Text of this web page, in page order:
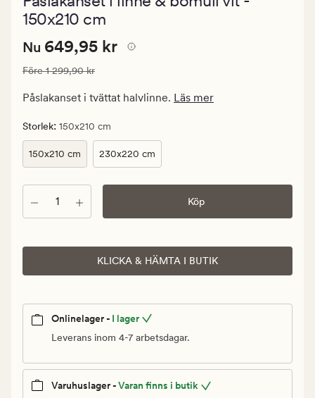
150x210 cm
Nuvarande
649,95
kr.
pris
1
299,90
Nuvarande pris
Nu 649,95 kr
Ordinarie pris 1 299,90 kr
Före1 299,90 kr
Påslakanset i tvättat halvlinne. Läs mer
Storlek: 150x210 cm
150x210 cm 230x220 cm
Antal Köp
KLICKA & HÄMTA I BUTIK
Onlinelager - I lager
Leverans inom 4-7 arbetsdagar.
Varuhuslager -Varan finns i butik